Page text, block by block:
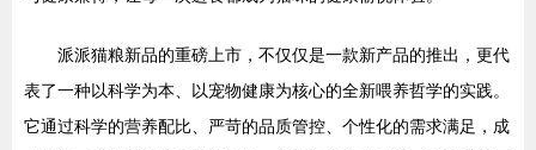
派派猫粮新品的重磅上市，不仅仅是一款新产品的推出，更代
表了一种以科学为本、以宠物健康为核心的全新喂养哲学的实践。
它通过科学的营养配比、严苛的品质管控、个性化的需求满足，成